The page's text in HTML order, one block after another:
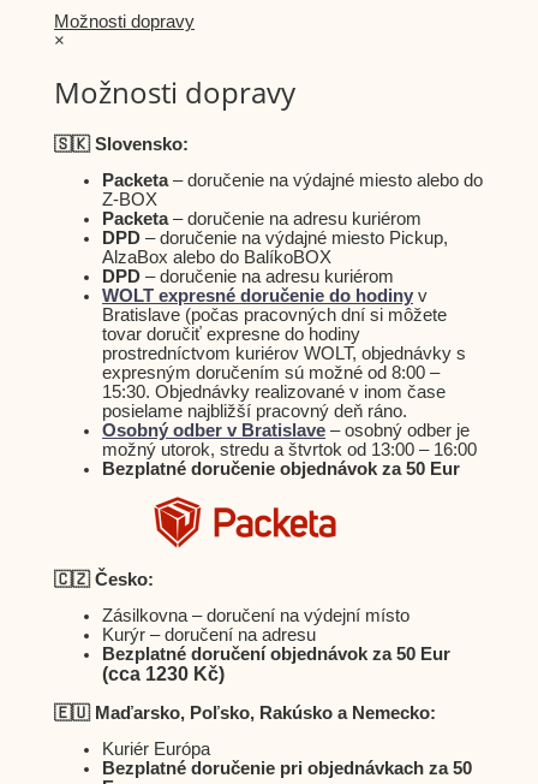
Možnosti dopravy
×
Možnosti dopravy
🇸🇰 Slovensko:
Packeta– doručenie na výdajné miesto alebo do
Z-BOX
Packeta– doručenie na adresu kuriérom
DPD – doručenie na výdajné miesto Pickup,
AlzaBox alebo do BalíkoBOX
DPD – doručenie na adresu kuriérom
WOLT expresné doručenie do hodiny v
Bratislave (počas pracovných dní si môžete
tovar doručiť expresne do hodiny
prostredníctvom kuriérov WOLT, objednávky s
expresným doručením sú možné od 8:00 –
15:30. Objednávky realizované v inom čase
posielame najbližší pracovný deň ráno.
Osobný odber v Bratislave – osobný odber je
možný utorok, stredu a štvrtok od 13:00 – 16:00
Bezplatné doručenie objednávok za 50 Eur
🇨🇿 Česko:
Zásilkovna – doručení na výdejní místo
Kurýr – doručení na adresu
Bezplatné doručení objednávok za 50 Eur
(cca 1230 Kč)
🇪🇺 Maďarsko, Poľsko, Rakúsko a Nemecko:
Kuriér Európa
Bezplatné doručenie pri objednávkach za 50